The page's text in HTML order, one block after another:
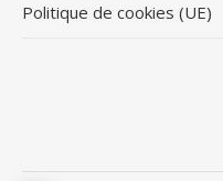
Politique de cookies (UE)